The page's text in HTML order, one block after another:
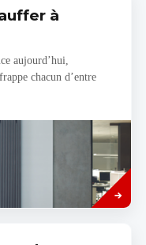
à
aujourd’hui,
chacun d’entre
Read
more